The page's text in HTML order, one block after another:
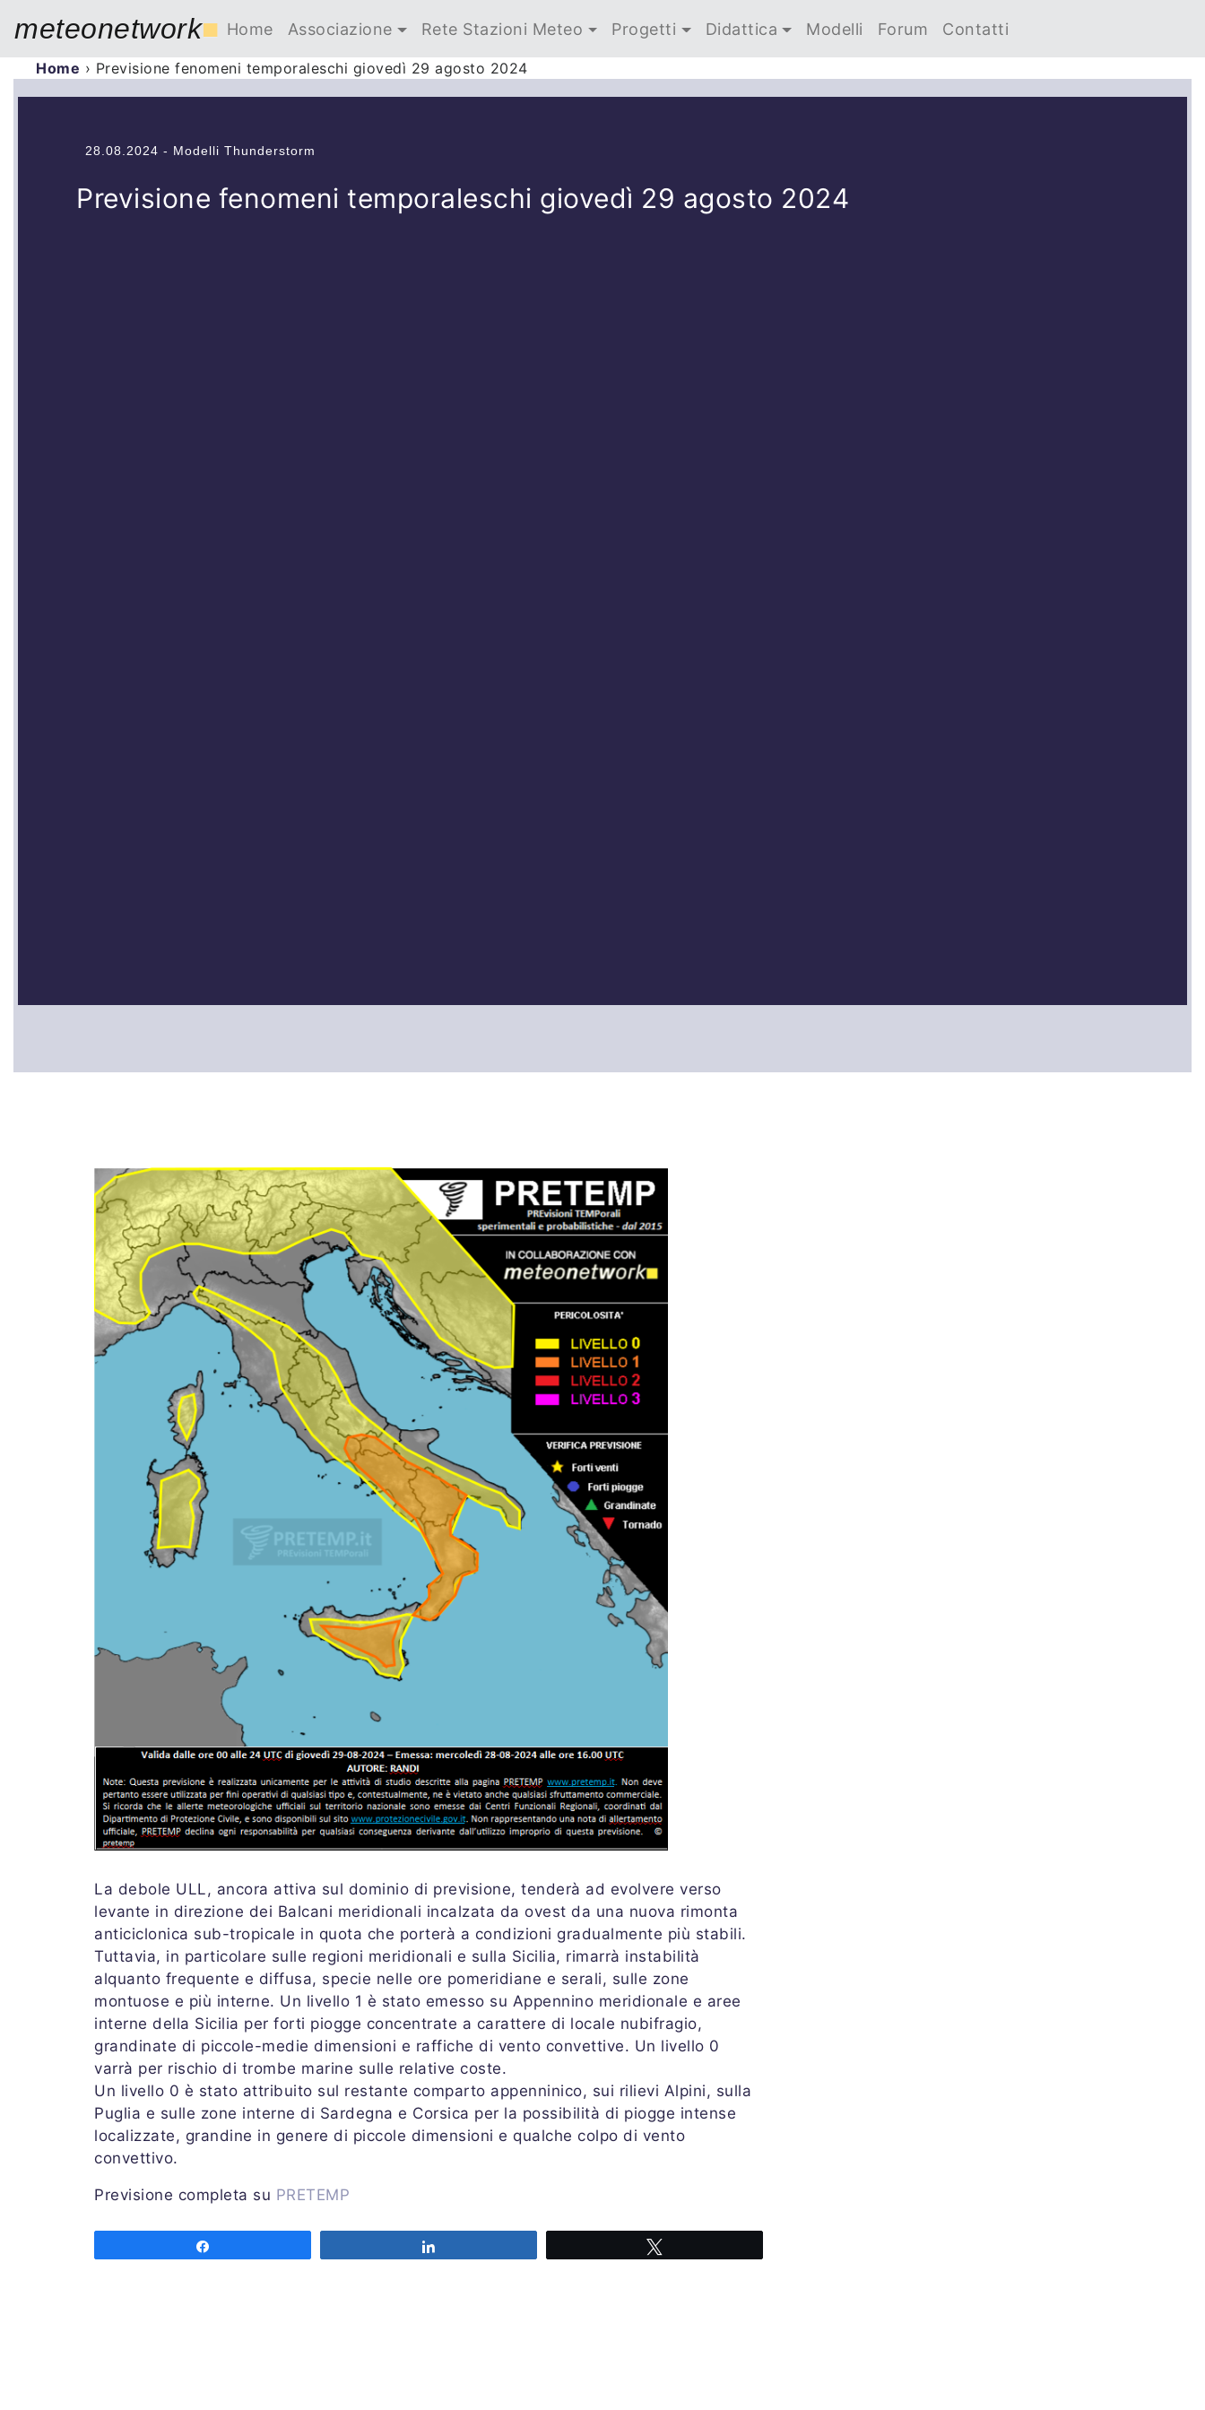
meteonetwork■ Home Associazione Rete Stazioni Meteo Progetti Didattica Modelli Forum Contatti
Home › Previsione fenomeni temporaleschi giovedì 29 agosto 2024
28.08.2024 - Modelli Thunderstorm
Previsione fenomeni temporaleschi giovedì 29 agosto 2024
La debole ULL, ancora attiva sul dominio di previsione, tenderà ad evolvere verso
levante in direzione dei Balcani meridionali incalzata da ovest da una nuova rimonta
anticiclonica sub-tropicale in quota che porterà a condizioni gradualmente più stabili.
Tuttavia, in particolare sulle regioni meridionali e sulla Sicilia, rimarrà instabilità
alquanto frequente e diffusa, specie nelle ore pomeridiane e serali, sulle zone
montuose e più interne. Un livello 1 è stato emesso su Appennino meridionale e aree
interne della Sicilia per forti piogge concentrate a carattere di locale nubifragio,
grandinate di piccole-medie dimensioni e raffiche di vento convettive. Un livello 0
varrà per rischio di trombe marine sulle relative coste.
Un livello 0 è stato attribuito sul restante comparto appenninico, sui rilievi Alpini, sulla
Puglia e sulle zone interne di Sardegna e Corsica per la possibilità di piogge intense
localizzate, grandine in genere di piccole dimensioni e qualche colpo di vento
convettivo.
Previsione completa su PRETEMP
Emessa mercoledì 28 agosto 2024 alle ore 16:30 UTC